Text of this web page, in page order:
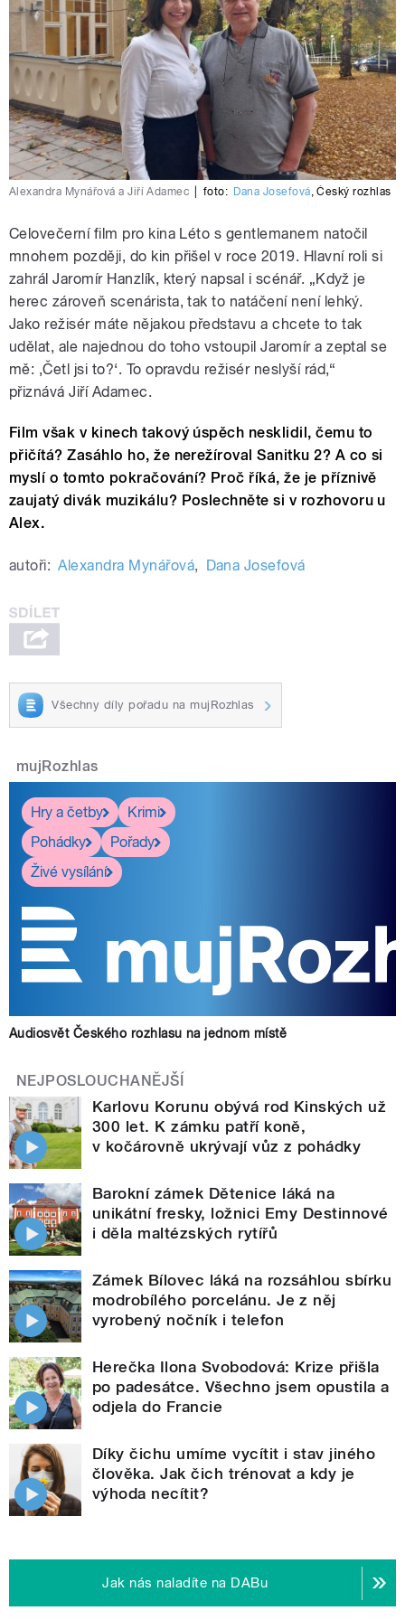
Alexandra Mynářová a Jiří Adamec foto: Dana Josefová,Český rozhlas
Celovečerní film pro kina Léto s gentlemanem natočil
mnohem později, do kin přišel v roce 2019. Hlavní roli si
zahrál Jaromír Hanzlík, který napsal i scénář. „Když je
herec zároveň scenárista, tak to natáčení není lehký.
Jako režisér máte nějakou představu a chcete to tak
udělat, ale najednou do toho vstoupil Jaromír a zeptal se
mě: ‚Četl jsi to?‘. To opravdu režisér neslyší rád,“
přiznává Jiří Adamec.
Film však v kinech takový úspěch nesklidil, čemu to
přičítá? Zasáhlo ho, že nerežíroval Sanitku 2? A co si
myslí o tomto pokračování? Proč říká, že je příznivě
zaujatý divák muzikálu? Poslechněte si v rozhovoru u
Alex.
autoři: Alexandra Mynářová, Dana Josefová
Všechny díly pořadu na mujRozhlas
mujRozhlas
Hry a četby
Krimi
Pohádky
Pořady
Živé vysílání
Audiosvět Českého rozhlasu na jednom místě
NEJPOSLOUCHANĚJŠÍ
Karlovu Korunu obývá rod Kinských už
300 let. K zámku patří koně,
v kočárovně ukrývají vůz z pohádky
Barokní zámek Dětenice láká na
unikátní fresky, ložnici Emy Destinnové
i děla maltézských rytířů
Zámek Bílovec láká na rozsáhlou sbírku
modrobílého porcelánu. Je z něj
vyrobený nočník i telefon
Herečka Ilona Svobodová: Krize přišla
po padesátce. Všechno jsem opustila a
odjela do Francie
Díky čichu umíme vycítit i stav jiného
člověka. Jak čich trénovat a kdy je
výhoda necítit?
Jak nás naladíte na DABu